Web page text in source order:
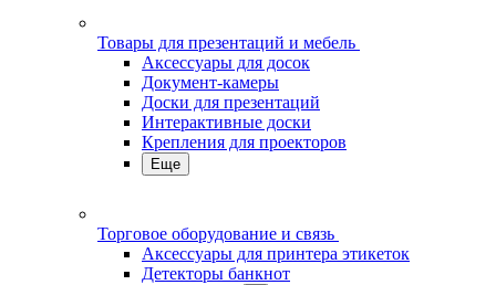
Товары для презентаций и мебель
Аксессуары для досок
Документ-камеры
Доски для презентаций
Интерактивные доски
Крепления для проекторов
Еще
Торговое оборудование и связь
Аксессуары для принтера этикеток
Детекторы банкнот